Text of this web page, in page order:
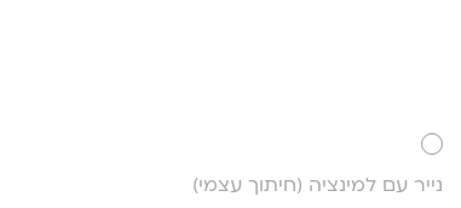
נייר עם למינציה (חיתוך עצמי)